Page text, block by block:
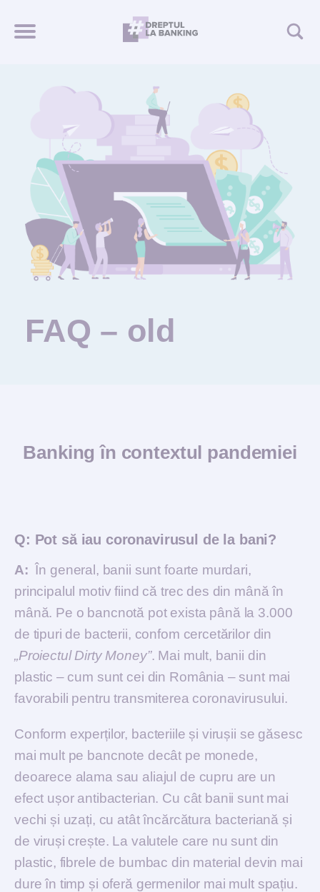
FAQ – old
Banking în contextul pandemiei
Q: Pot să iau coronavirusul de la bani?
A: În general, banii sunt foarte murdari,
principalul motiv fiind că trec des din mână în
mână. Pe o bancnotă pot exista până la 3.000
de tipuri de bacterii, confom cercetărilor din
„Proiectul Dirty Money”. Mai mult, banii din
plastic – cum sunt cei din România – sunt mai
favorabili pentru transmiterea coronavirusului.
Conform experților, bacteriile și virușii se găsesc
mai mult pe bancnote decât pe monede,
deoarece alama sau aliajul de cupru are un
efect ușor antibacterian. Cu cât banii sunt mai
vechi și uzați, cu atât încărcătura bacteriană și
de viruși crește. La valutele care nu sunt din
plastic, fibrele de bumbac din material devin mai
dure în timp și oferă germenilor mai mult spațiu.